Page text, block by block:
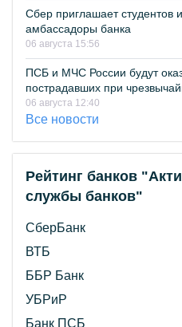
Сбер приглашает студентов
амбассадоры банка
06 августа 15:56
ПСБ и МЧС России будут
пострадавших при
06 августа 12:40
Все новости
Рейтинг банков
службы банков"
СберБанк
ВТБ
ББР Банк
УБРиР
Банк ПСБ